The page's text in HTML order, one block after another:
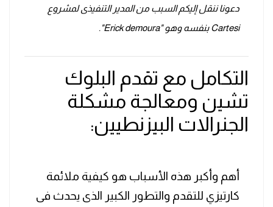
دعونا ننقل إليكم السبب من المدير التنفيذى لمشروع
Cartesi بنفسه وهو "Erick demoura".
التكامل مع تقدم البلوك
تشين ومعالجة مشكلة
الجنرالات البيزنطيين:
أهم وأكبر هذه الأسباب هو كيفية ملائمة
كارتيزي للتقدم والتطور الكبير الذى يحدث فى